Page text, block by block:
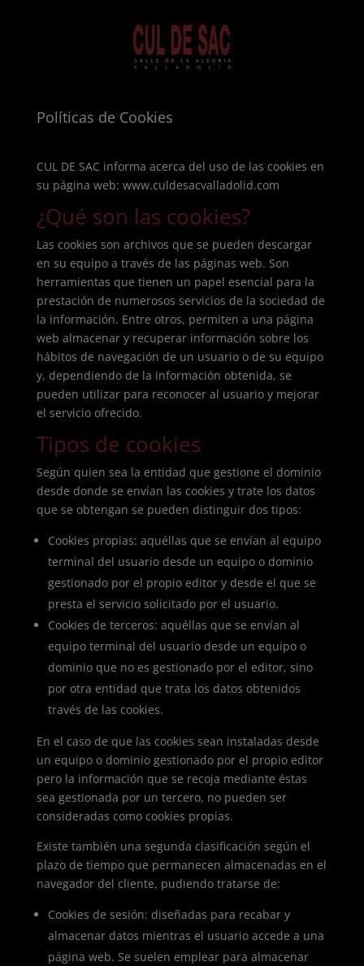
Políticas de Cookies
CUL DE SAC informa acerca del uso de las cookies en
su página web: www.culdesacvalladolid.com
¿Qué son las cookies?
Las cookies son archivos que se pueden descargar
en su equipo a través de las páginas web. Son
herramientas que tienen un papel esencial para la
prestación de numerosos servicios de la sociedad de
la información. Entre otros, permiten a una página
web almacenar y recuperar información sobre los
hábitos de navegación de un usuario o de su equipo
y, dependiendo de la información obtenida, se
pueden utilizar para reconocer al usuario y mejorar
el servicio ofrecido.
Tipos de cookies
Según quien sea la entidad que gestione el dominio
desde donde se envían las cookies y trate los datos
que se obtengan se pueden distinguir dos tipos:
Cookies propias: aquéllas que se envían al equipo
terminal del usuario desde un equipo o dominio
gestionado por el propio editor y desde el que se
presta el servicio solicitado por el usuario.
Cookies de terceros: aquéllas que se envían al
equipo terminal del usuario desde un equipo o
dominio que no es gestionado por el editor, sino
por otra entidad que trata los datos obtenidos
través de las cookies.
En el caso de que las cookies sean instaladas desde
un equipo o dominio gestionado por el propio editor
pero la información que se recoja mediante éstas
sea gestionada por un tercero, no pueden ser
consideradas como cookies propias.
Existe también una segunda clasificación según el
plazo de tiempo que permanecen almacenadas en el
navegador del cliente, pudiendo tratarse de:
Cookies de sesión: diseñadas para recabar y
almacenar datos mientras el usuario accede a una
página web. Se suelen emplear para almacenar